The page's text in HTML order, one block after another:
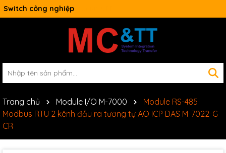
Switch công nghiệp
Trang chủ Module I/O M-7000
Module RS-485
Modbus RTU 2 kênh đầu ra tương tự AO ICP DAS M-7022-G
CR